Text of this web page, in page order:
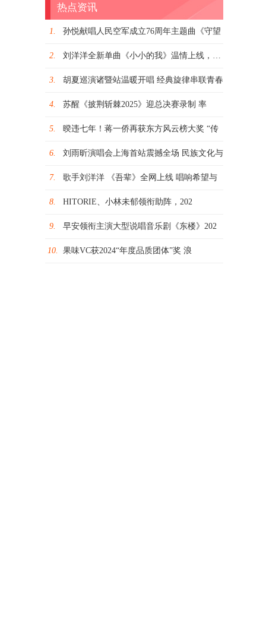
热点资讯
1. 孙悦献唱人民空军成立76周年主题曲《守望
2. 刘洋洋全新单曲《小小的我》温情上线，诠释
3. 胡夏巡演诸暨站温暖开唱 经典旋律串联青春
4. 苏醒《披荆斩棘2025》迎总决赛录制 率
5. 暌违七年！蒋一侨再获东方风云榜大奖 “传
6. 刘雨昕演唱会上海首站震撼全场 民族文化与
7. 歌手刘洋洋 《吾辈》全网上线 唱响希望与
8. HITORIE、小林未郁领衔助阵，202
9. 早安领衔主演大型说唱音乐剧《东楼》202
10. 果味VC获2024“年度品质团体”奖 浪